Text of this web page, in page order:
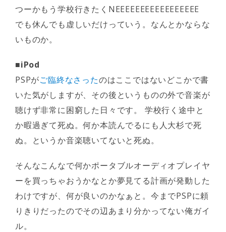
つーかもう学校行きたくNEEEEEEEEEEEEEEEEE
でも休んでも虚しいだけっていう。なんとかならな
いものか。
■iPod
PSPがご臨終なさったのはここではないどこかで書
いた気がしますが、その後というものの外で音楽が
聴けず非常に困窮した日々です。 学校行く途中と
か暇過ぎて死ぬ。何か本読んでるにも人大杉で死
ぬ。というか音楽聴いてないと死ぬ。
そんなこんなで何かポータブルオーディオプレイヤ
ーを買っちゃおうかなとか夢見てる計画が発動した
わけですが、何が良いのかなぁと。今までPSPに頼
りきりだったのでその辺あまり分かってない俺ガイ
ル。